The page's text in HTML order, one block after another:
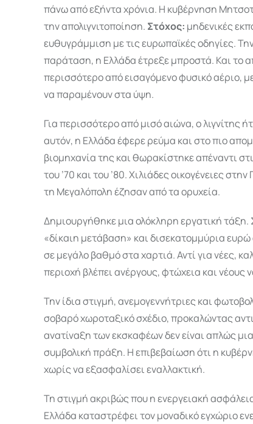
πάνω από εξήντα χρόνια. Η κυβέρνηση
την απολιγνιτοποίηση. Στόχος: μηδενικές
ευθυγράμμιση με τις ευρωπαϊκές οδηγίες.
παράταση, η Ελλάδα έτρεξε μπροστά. Και το
περισσότερο από εισαγόμενο φυσικό αέριο,
να παραμένουν στα ύψη.
Για περισσότερο από μισό αιώνα, ο λιγνίτης
αυτόν, η Ελλάδα έφερε ρεύμα και στο πιο
βιομηχανία της και θωρακίστηκε απέναντι
του ’70 και του ’80. Χιλιάδες οικογένειες
τη Μεγαλόπολη έζησαν από τα ορυχεία.
Δημιουργήθηκε μια ολόκληρη εργατική
«δίκαιη μετάβαση» και δισεκατομμύρια
σε μεγάλο βαθμό στα χαρτιά. Αντί για νέες,
περιοχή βλέπει ανέργους, φτώχεια και νέους
Την ίδια στιγμή, ανεμογεννήτριες και
σοβαρό χωροταξικό σχέδιο, προκαλώντας
ανατίναξη των εκσκαφέων δεν είναι απλώς μια
συμβολική πράξη. Η επιβεβαίωση ότι η
χωρίς να εξασφαλίσει εναλλακτική.
Τη στιγμή ακριβώς που η ενεργειακή
Ελλάδα καταστρέφει τον μοναδικό εγχώριο